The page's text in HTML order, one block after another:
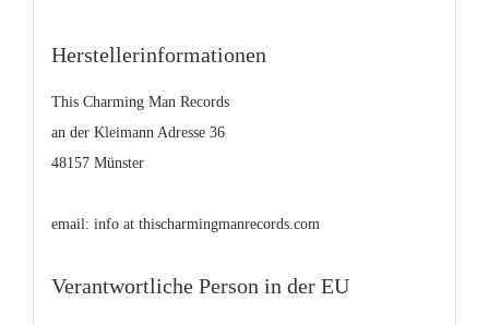
Herstellerinformationen
This Charming Man Records
an der Kleimann Adresse 36
48157 Münster
email: info at thischarmingmanrecords.com
Verantwortliche Person in der EU